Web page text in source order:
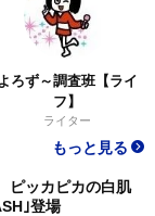
よろず～調査班【ライ
フ】
ライター
もっと見る
ッカピカの白肌
｣登場